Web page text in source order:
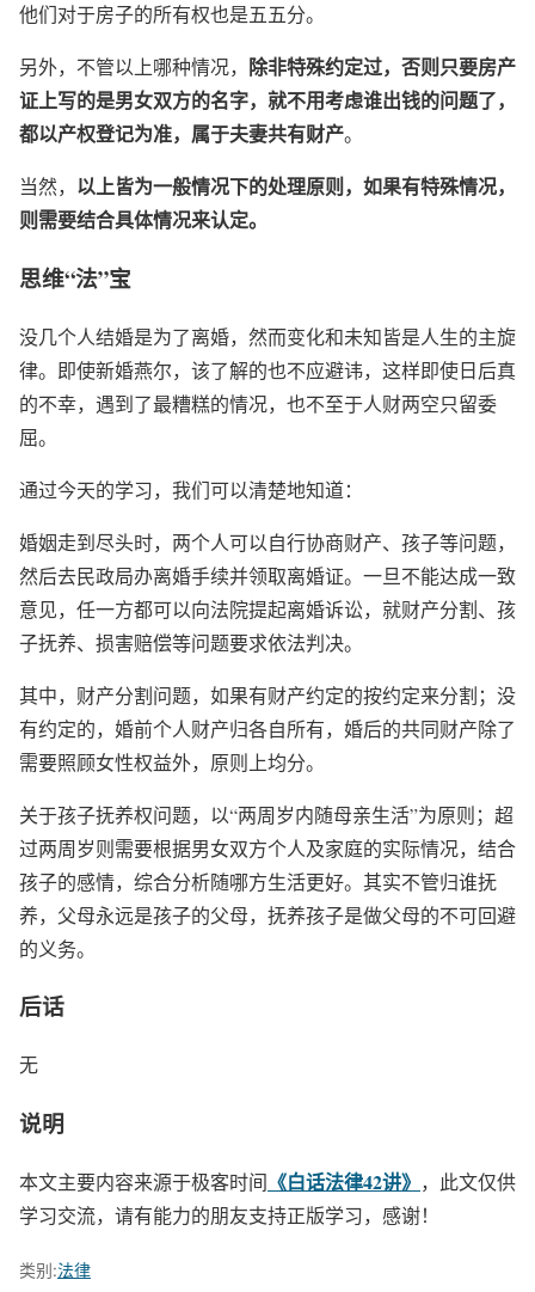
他们对于房子的所有权也是五五分。
另外，不管以上哪种情况， 除非特殊约定过，否则只要房产
证上写的是男女双方的名字，就不用考虑谁出钱的问题了，
都以产权登记为准，属于夫妻共有财产。
当然， 以上皆为一般情况下的处理原则，如果有特殊情况，
则需要结合具体情况来认定。
思维“法”宝
没几个人结婚是为了离婚，然而变化和未知皆是人生的主旋
律。即使新婚燕尔，该了解的也不应避讳，这样即使日后真
的不幸，遇到了最糟糕的情况，也不至于人财两空只留委
屈。
通过今天的学习，我们可以清楚地知道：
婚姻走到尽头时，两个人可以自行协商财产、孩子等问题，
然后去民政局办离婚手续并领取离婚证。一旦不能达成一致
意见，任一方都可以向法院提起离婚诉讼，就财产分割、孩
子抚养、损害赔偿等问题要求依法判决。
其中，财产分割问题，如果有财产约定的按约定来分割；没
有约定的，婚前个人财产归各自所有，婚后的共同财产除了
需要照顾女性权益外，原则上均分。
关于孩子抚养权问题，以“两周岁内随母亲生活”为原则；超
过两周岁则需要根据男女双方个人及家庭的实际情况，结合
孩子的感情，综合分析随哪方生活更好。其实不管归谁抚
养，父母永远是孩子的父母，抚养孩子是做父母的不可回避
的义务。
后话
无
说明
本文主要内容来源于极客时间 《白话法律42讲》 ，此文仅供
学习交流，请有能力的朋友支持正版学习，感谢！
类别:法律